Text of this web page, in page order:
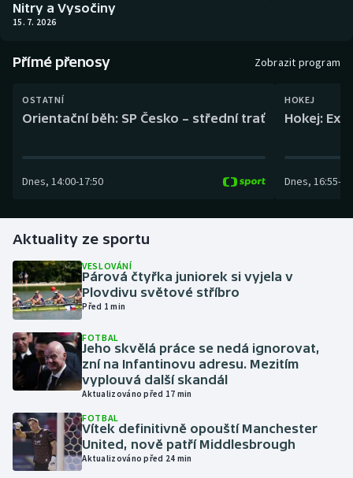
Boby a skeleton
Box
Curling
Golf
Gymnastika
Házená
Jezdectví
Judo
Krasobruslení
Lezení
AZ kvíz
Nitry a Vysočiny
15. 7. 2026
Přímé přenosy Zobrazit program
OSTATNÍ
Orientační běh: SP Česko – střední trať
Dnes, 14:00-17:50
HOKEJ
Hokej:
Dnes, 16:55-
Aktuality ze sportu
VESLOVÁNÍ
Párová čtyřka juniorek si vyjela v
Plovdivu světové stříbro
Před 1 min
FOTBAL
Jeho skvělá práce se nedá ignorovat,
zní na Infantinovu adresu. Mezitím
vyplouvá další skandál
Aktualizováno před 17 min
FOTBAL
Vítek definitivně opouští Manchester
United, nově patří Middlesbrough
Aktualizováno před 24 min